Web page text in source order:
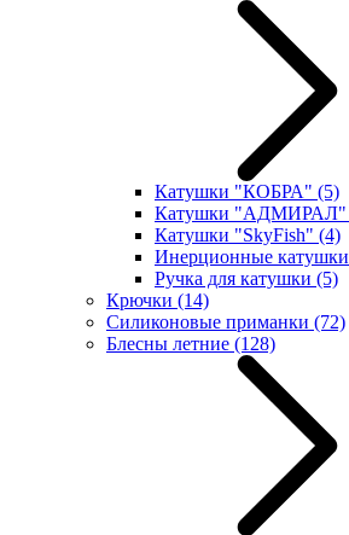
Катушки "КОБРА" (5)
Катушки "АДМИРАЛ"
Катушки "SkyFish" (4)
Инерционные катушки
Ручка для катушки (5)
Крючки (14)
Силиконовые приманки (72)
Блесны летние (128)